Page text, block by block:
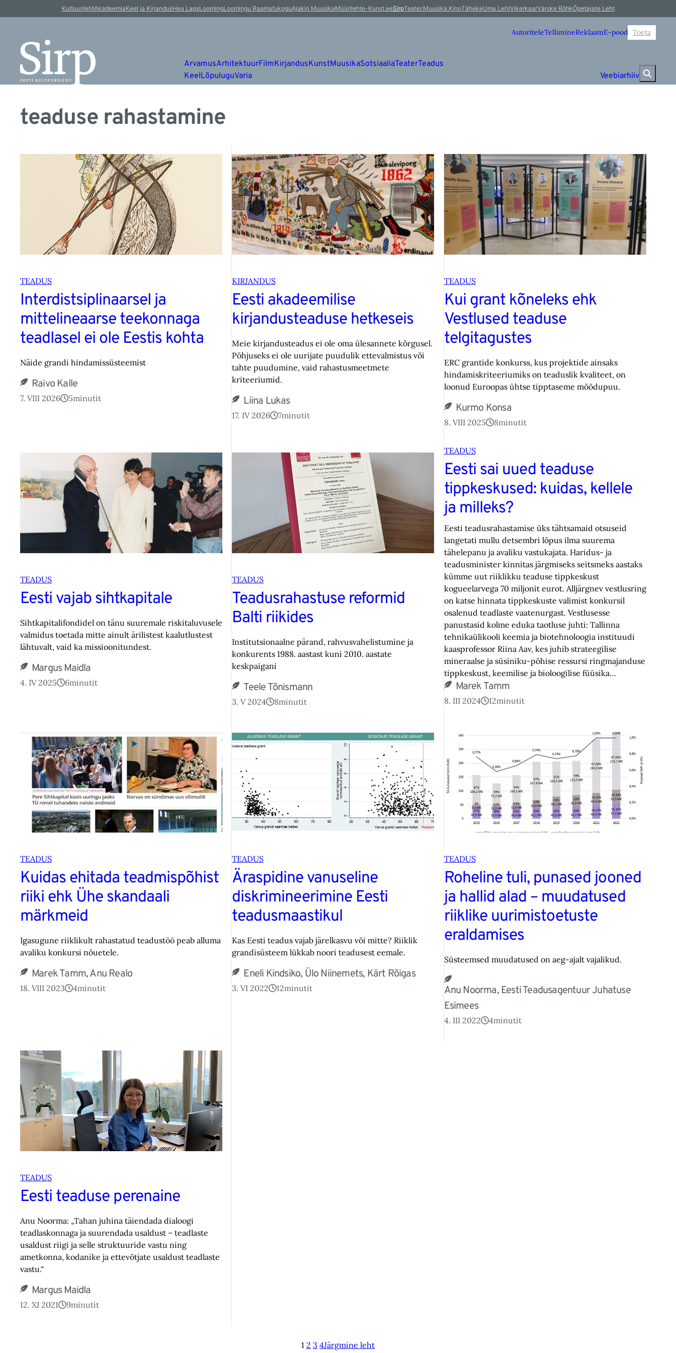
KultuurilehtAkadeemiaKeel ja KirjandusHea LapsLoomingLoomingu RaamatukoguAjakiri MuusikaMüürilehte-Kunst.eeSirpTeater.Muusika.KinoTähekeUma LehtVikerkaarVärske RõhkÕpetajate Leht
AutoriteleTellimineReklaamE-pood Toeta
ArvamusArhitektuurFilmKirjandusKunstMuusikaSotsiaaliaTeaterTeadus
KeelLõpuluguVaria Veebiarhiiv
teaduse rahastamine
TEADUS
Interdistsiplinaarsel ja
mittelineaarse teekonnaga
teadlasel ei ole Eestis kohta
Näide grandi hindamissüsteemist
Raivo Kalle
7. VIII 2026 5minutit
KIRJANDUS
Eesti akadeemilise
kirjandusteaduse hetkeseis
Meie kirjandusteadus ei ole oma ülesannete kõrgusel.
Põhjuseks ei ole uurijate puudulik ettevalmistus või
tahte puudumine, vaid rahastusmeetmete
kriteeriumid.
Liina Lukas
17. IV 2026 7minutit
TEADUS
Kui grant kõneleks ehk
Vestlused teaduse
telgitagustes
ERC grantide konkurss, kus projektide ainsaks
hindamiskriteeriumiks on teaduslik kvaliteet, on
loonud Euroopas ühtse tipptaseme mõõdupuu.
Kurmo Konsa
8. VIII 2025 8minutit
TEADUS
Eesti vajab sihtkapitale
Sihtkapitalifondidel on tänu suuremale riskitaluvusele
valmidus toetada mitte ainult ärilistest kaalutlustest
lähtuvalt, vaid ka missioonitundest.
Margus Maidla
4. IV 2025 6minutit
TEADUS
Teadusrahastuse reformid
Balti riikides
Institutsionaalne pärand, rahvusvahelistumine ja
konkurents 1988. aastast kuni 2010. aastate
keskpaigani
Teele Tõnismann
3. V 2024 8minutit
TEADUS
Eesti sai uued teaduse
tippkeskused: kuidas, kellele
ja milleks?
Eesti teadusrahastamise üks tähtsamaid otsuseid
langetati mullu detsembri lõpus ilma suurema
tähelepanu ja avaliku vastukajata. Haridus- ja
teadusminister kinnitas järgmiseks seitsmeks aastaks
kümme uut riiklikku teaduse tippkeskust
kogueelarvega 70 miljonit eurot. Alljärgnev vestlus­ring
on katse hinnata tippkeskuste valimist konkursil
osalenud teadlaste vaatenurgast. Vestlusesse
panustasid kolme eduka taotluse juhti: Tallinna
tehnikaülikooli keemia ja biotehnoloogia instituudi
kaasprofessor Riina Aav, kes juhib strateegilise
mineraalse ja süsiniku-põhise ressursi ringmajanduse
tippkeskust, keemilise ja bioloogilise füüsika…
Marek Tamm
8. III 2024 12minutit
TEADUS
Kuidas ehitada teadmispõhist
riiki ehk Ühe skandaali
märkmeid
Igasugune riiklikult rahastatud teadustöö peab alluma
avaliku konkursi nõuetele.
Marek Tamm, Anu Realo
18. VIII 2023 4minutit
TEADUS
Äraspidine vanuseline
diskrimineerimine Eesti
teadusmaastikul
Kas Eesti teadus vajab järelkasvu või mitte? Riiklik
grandisüsteem lükkab noori teadusest eemale.
Eneli Kindsiko, Ülo Niinemets, Kärt Rõigas
3. VI 2022 12minutit
TEADUS
Roheline tuli, punased jooned
ja hallid alad – muudatused
riiklike uurimistoetuste
eraldamises
Süsteemsed muudatused on aeg-ajalt vajalikud.
Anu Noorma, Eesti Teadusagentuur Juhatuse
Esimees
4. III 2022 4minutit
TEADUS
Eesti teaduse perenaine
Anu Noorma: „Tahan juhina täiendada dialoogi
teadlaskonnaga ja suurendada usaldust – teadlaste
usaldust riigi ja selle struktuuride vastu ning
ametkonna, kodanike ja ettevõtjate usaldust teadlaste
vastu.“
Margus Maidla
12. XI 2021 9minutit
1 2 3 4Järgmine leht